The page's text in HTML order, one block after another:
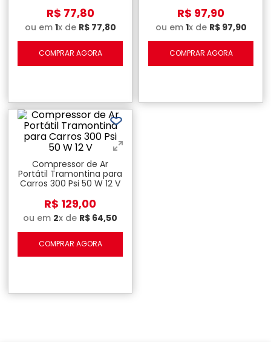
R$ 77,80
ou em 1x de R$ 77,80
COMPRAR AGORA
R$ 97,90
ou em 1x de R$ 97,90
COMPRAR AGORA
Compressor de Ar
Portátil Tramontina para
Carros 300 Psi 50 W 12 V
R$ 129,00
ou em 2x de R$ 64,50
COMPRAR AGORA